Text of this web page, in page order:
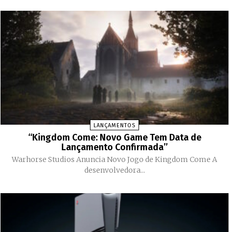
LANÇAMENTOS
“Kingdom Come: Novo Game Tem Data de
Lançamento Confirmada”
Warhorse Studios Anuncia Novo Jogo de Kingdom Come A
desenvolvedora...